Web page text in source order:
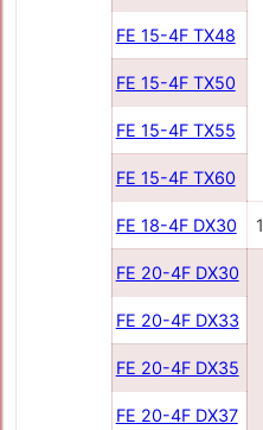
FE 15-4F TX48
FE 15-4F TX50
FE 15-4F TX55
FE 15-4F TX60
FE 18-4F DX30
FE 20-4F DX30
FE 20-4F DX33
FE 20-4F DX35
FE 20-4F DX37